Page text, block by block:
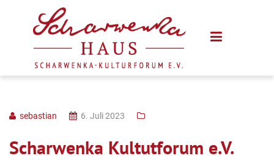
sebastian 6. Juli 2023
Scharwenka Kultutforum e.V.